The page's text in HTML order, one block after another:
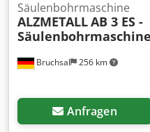
Bruchsal 256 km
Säulenbohrmaschine
ALZMETALLAB 3 ES -
Säulenbohrmaschine
Anfragen